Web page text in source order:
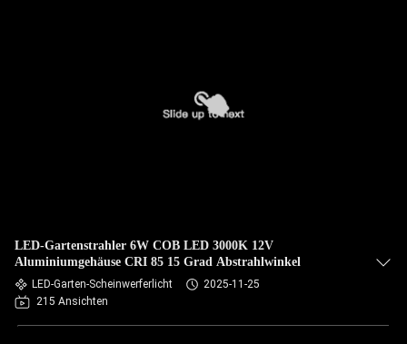
LED-Gartenstrahler 6W COB LED 3000K 12V
Aluminiumgehäuse CRI 85 15 Grad Abstrahlwinkel
LED-Garten-Scheinwerferlicht
2025-11-25
215 Ansichten